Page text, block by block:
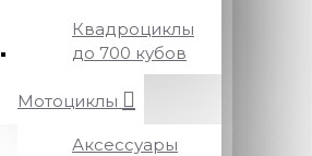
Квадроциклы
до 700 кубов
Мотоциклы
Аксессуары